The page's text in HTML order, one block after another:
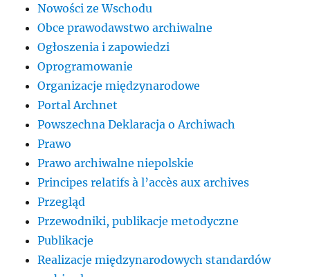
Nowości ze Wschodu
Obce prawodawstwo archiwalne
Ogłoszenia i zapowiedzi
Oprogramowanie
Organizacje międzynarodowe
Portal Archnet
Powszechna Deklaracja o Archiwach
Prawo
Prawo archiwalne niepolskie
Principes relatifs à l’accès aux archives
Przegląd
Przewodniki, publikacje metodyczne
Publikacje
Realizacje międzynarodowych standardów